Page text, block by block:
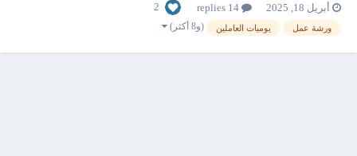
تسهيل الرقابة الداخلية عبر ربط قواعد لوائح العمل و تالحقق من...
أبريل 18, 2025 2
ورشة عمل يوميات العاملين (و8 أكثر)